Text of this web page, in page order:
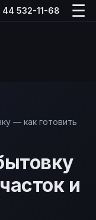
532-11-68 ☰
— как готовить
и